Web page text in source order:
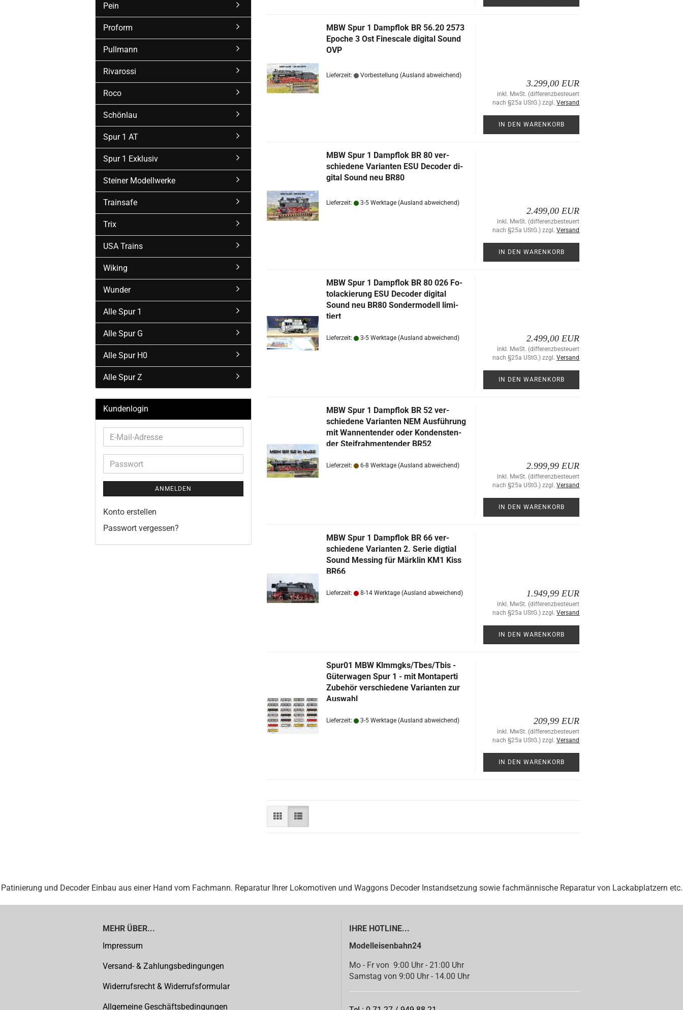
MBW Spur 1 Dampf­lok BR 56.20 2573
Epo­che 3 Ost Fi­nes­ca­le di­gi­tal Sound
OVP
Lieferzeit: Vorbestellung (Ausland abweichend)
3.299,00 EUR
inkl. MwSt. (differenzbesteuert
nach §25a UStG.) zzgl.Versand
IN DEN WARENKORB
MBW Spur 1 Dampf­lok BR 80 ver­
schie­de­ne Va­ri­an­ten ESU De­co­der di­
gi­tal Sound neu BR80
Lieferzeit: 3-5 Werktage (Ausland abweichend)
2.499,00 EUR
inkl. MwSt. (differenzbesteuert
nach §25a UStG.) zzgl.Versand
IN DEN WARENKORB
MBW Spur 1 Dampf­lok BR 80 026 Fo­
to­la­ckie­rung ESU De­co­der di­gi­tal
Sound neu BR80 Son­der­mo­dell li­mi­
tiert
Lieferzeit: 3-5 Werktage (Ausland abweichend) 2.499,00 EUR
inkl. MwSt. (differenzbesteuert
nach §25a UStG.) zzgl.Versand
IN DEN WARENKORB
MBW Spur 1 Dampf­lok BR 52 ver­
schie­de­ne Va­ri­an­ten NEM Aus­füh­rung
mit Wan­nen­ten­der oder Kon­dens­ten­
der Steif­rah­men­ten­der BR52
Lieferzeit: 6-8 Werktage (Ausland abweichend) 2.999,99 EUR
inkl. MwSt. (differenzbesteuert
nach §25a UStG.) zzgl.Versand
IN DEN WARENKORB
MBW Spur 1 Dampf­lok BR 66 ver­
schie­de­ne Va­ri­an­ten 2. Serie dig­ti­al
Sound Mes­sing für Märk­lin KM1 Kiss
BR66
Lieferzeit: 8-14 Werktage (Ausland abweichend) 1.949,99 EUR
inkl. MwSt. (differenzbesteuert
nach §25a UStG.) zzgl.Versand
IN DEN WARENKORB
Spur01 MBW Klmmgks/Tbes/Tbis -
Gü­ter­wa­gen Spur 1 - mit Mon­ta­per­ti
Zu­be­hör ver­schie­de­ne Va­ri­an­ten zur
Aus­wahl
Lieferzeit: 3-5 Werktage (Ausland abweichend) 209,99 EUR
inkl. MwSt. (differenzbesteuert
nach §25a UStG.) zzgl.Versand
IN DEN WARENKORB
Pein
Proform
Pullmann
Rivarossi
Roco
Schönlau
Spur 1 AT
Spur 1 Exklusiv
Steiner Modellwerke
Trainsafe
Trix
USA Trains
Wiking
Wunder
Alle Spur 1
Alle Spur G
Alle Spur H0
Alle Spur Z
Kundenlogin
E-
Mail-
Adresse
Passwort
ANMELDEN
Konto erstellen
Passwort vergessen?
Patinierung und Decoder Einbau aus einer Hand vom Fachmann. Reparatur Ihrer Lokomotiven und Waggons Decoder Instandsetzung sowie fachmännische Reparatur von Lackabplatzern etc.
MEHR ÜBER...
Impressum
Versand- & Zahlungsbedingungen
Widerrufsrecht & Widerrufsformular
Allgemeine Geschäftsbedingungen
IHRE HOTLINE...
Modelleisenbahn24
Mo - Fr von 9:00 Uhr - 21:00 Uhr
Samstag von 9:00 Uhr - 14.00 Uhr